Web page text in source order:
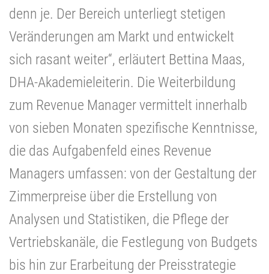
denn je. Der Bereich unterliegt stetigen
Veränderungen am Markt und entwickelt
sich rasant weiter“, erläutert Bettina Maas,
DHA-Akademieleiterin. Die Weiterbildung
zum Revenue Manager vermittelt innerhalb
von sieben Monaten spezifische Kenntnisse,
die das Aufgabenfeld eines Revenue
Managers umfassen: von der Gestaltung der
Zimmerpreise über die Erstellung von
Analysen und Statistiken, die Pflege der
Vertriebskanäle, die Festlegung von Budgets
bis hin zur Erarbeitung der Preisstrategie